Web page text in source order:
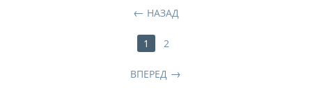
НАЗАД
1 2
ВПЕРЕД